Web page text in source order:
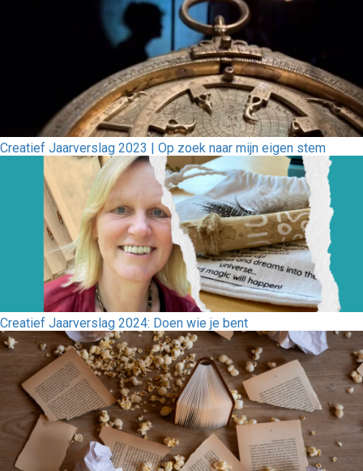
Creatief Jaarverslag 2023 | Op zoek naar mijn eigen stem
Creatief Jaarverslag 2024: Doen wie je bent